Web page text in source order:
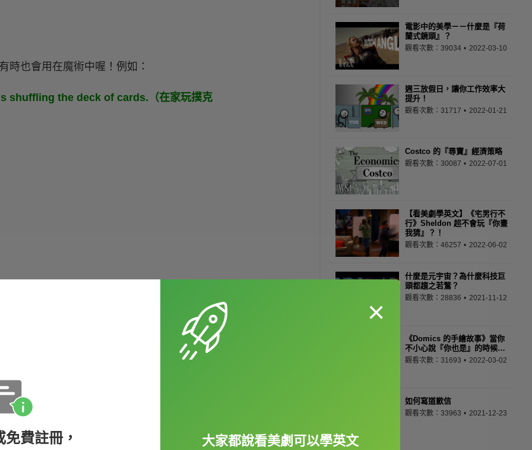
時也會用在魔術中喔！例如：
shuffling the deck of cards.（在家玩撲克
deal one card at a time face down.（發
電影中的美學－－什麼是『荷
蘭式鏡頭』？
觀看次數：39034 2022-03-10
週三放假日，讓你工作效率大
提升！
觀看次數：31717 2022-01-21
Costco 的『尋寶』經濟策略
觀看次數：30087 2022-07-01
【看美劇學英文】《宅男行不
行》Sheldon 超不會玩『你畫
我猜』？！
觀看次數：46257 2022-06-02
什麼是元宇宙？為什麼科技巨
頭都趨之若鶩？
觀看次數：28836 2021-11-12
《Domics 的手繪故事》當你
不小心說『你也是』的時候…
觀看次數：31693 2022-03-02
如何寫道歉信
觀看次數：33963 2021-12-23
×
費註冊，
大家都說看美劇可以學英文